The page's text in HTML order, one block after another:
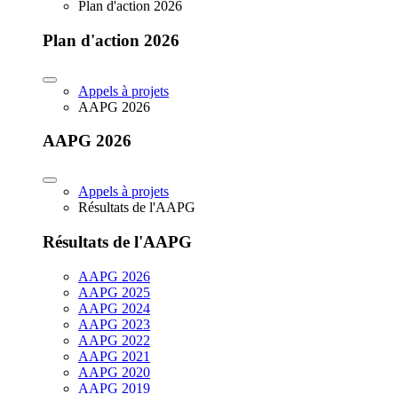
Plan d'action 2026
Plan d'action 2026
Appels à projets
AAPG 2026
AAPG 2026
Appels à projets
Résultats de l'AAPG
Résultats de l'AAPG
AAPG 2026
AAPG 2025
AAPG 2024
AAPG 2023
AAPG 2022
AAPG 2021
AAPG 2020
AAPG 2019